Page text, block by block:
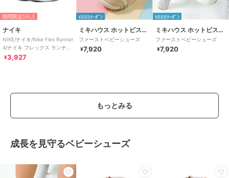
期間限定SALE
ナイキ
NIKE/ナイキ/Nike Flex Runner
4/ナイキ フレックス ランナー
4¥3,927
¥888ｸｰﾎﾟﾝ
ミキハウス ホットビスケッツ
ファーストベビーシューズ
¥7,920
¥888ｸｰﾎﾟﾝ
ミキハウス ホットビスケッツ
ファーストベビーシューズ
¥7,920
もっとみる
成長を見守るベビーシューズ